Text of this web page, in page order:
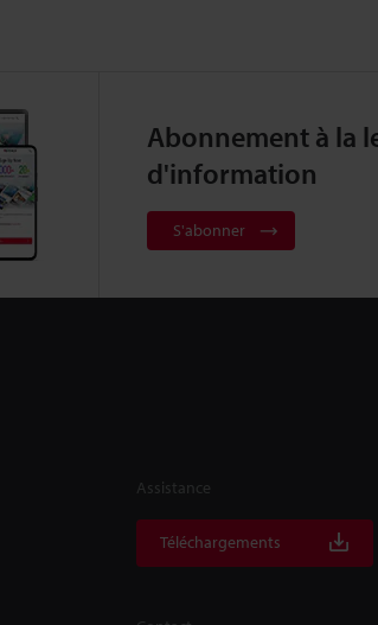
Abonnement à la
d'information
S'abonner
Assistance
Téléchargements